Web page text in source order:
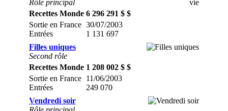
Rôle principal
Recettes Monde 6 296 291 $ $
Sortie en France
Entrées
30/07/2003
1 131 697
Filles uniques
Second rôle
Recettes Monde 1 208 002 $ $
Sortie en France
Entrées
11/06/2003
249 070
Vendredi soir